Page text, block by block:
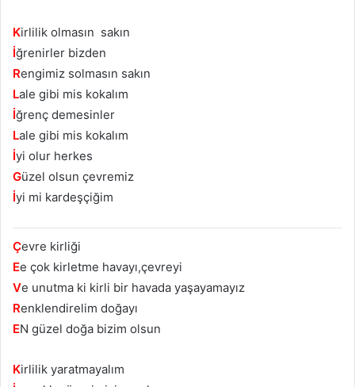
Kirlilik olmasın sakın
İğrenirler bizden
Rengimiz solmasın sakın
Lale gibi mis kokalım
İğrenç demesinler
Lale gibi mis kokalım
İyi olur herkes
Güzel olsun çevremiz
İyi mi kardeşçiğim
Çevre kirliği
Ee çok kirletme havayı,çevreyi
Ve unutma ki kirli bir havada yaşayamayız
Renklendirelim doğayı
EN güzel doğa bizim olsun
Kirlilik yaratmayalım